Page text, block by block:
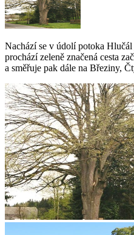
Nachází se v údolí potoka
prochází zeleně značená cesta
a směřuje pak dále na Březiny,